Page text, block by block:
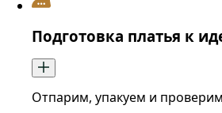
Подготовка платья к
Отпарим, упакуем и